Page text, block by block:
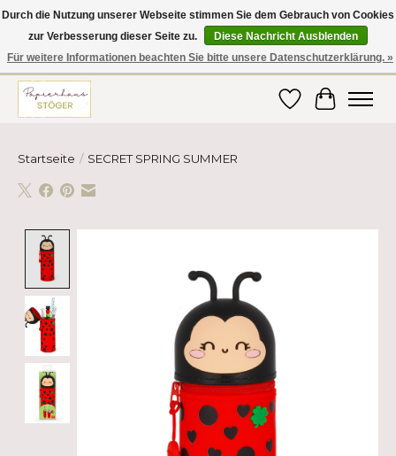
Hier finden Sie hochwertige Produkte im Bereich Schule, Büro, Papier,
Schreiben und vieles mehr! Erhalten Sie Ihre Bestellung bequem nach
Hause oder ins Büro geliefert!
Wunschzettel
Ihr
Startseite / SECRET SPRING SUMMER
Durch die Nutzung unserer Webseite stimmen Sie dem Gebrauch von Cookies
zur Verbesserung dieser Seite zu.
Diese Nachricht Ausblenden
Für weitere Informationen beachten Sie bitte unsere Datenschutzerklärung. »